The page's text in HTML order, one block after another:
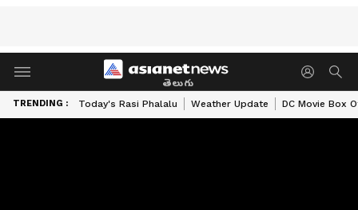
తెలుగు
TRENDING : Today's Rasi Phalalu Weather Update DC Movie Box